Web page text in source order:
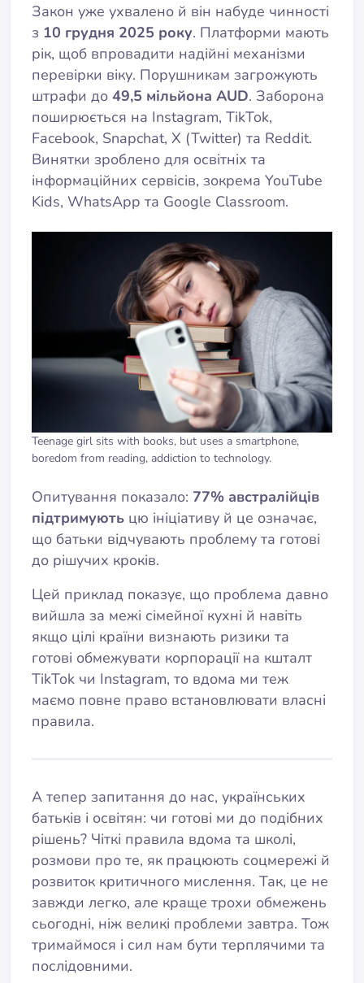
Закон уже ухвалено й він набуде чинності
з 10 грудня 2025 року. Платформи мають
рік, щоб впровадити надійні механізми
перевірки віку. Порушникам загрожують
штрафи до 49,5 мільйона AUD. Заборона
поширюється на Instagram, TikTok,
Facebook, Snapchat, X (Twitter) та Reddit.
Винятки зроблено для освітніх та
інформаційних сервісів, зокрема YouTube
Kids, WhatsApp та Google Classroom.
Teenage girl sits with books, but uses a smartphone,
boredom from reading, addiction to technology.
Опитування показало: 77% австралійців
підтримують цю ініціативу й це означає,
що батьки відчувають проблему та готові
до рішучих кроків.
Цей приклад показує, що проблема давно
вийшла за межі сімейної кухні й навіть
якщо цілі країни визнають ризики та
готові обмежувати корпорації на кшталт
TikTok чи Instagram, то вдома ми теж
маємо повне право встановлювати власні
правила.
А тепер запитання до нас, українських
батьків і освітян: чи готові ми до подібних
рішень? Чіткі правила вдома та школі,
розмови про те, як працюють соцмережі й
розвиток критичного мислення. Так, це не
завжди легко, але краще трохи обмежень
сьогодні, ніж великі проблеми завтра. Тож
тримаймося і сил нам бути терплячими та
послідовними.